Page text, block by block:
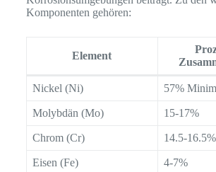
Komponenten gehören:
Element
Nickel (Ni) 57%
Molybdän (Mo) 15-17%
Chrom (Cr) 14.5-16.5%
Eisen (Fe) 4-7%